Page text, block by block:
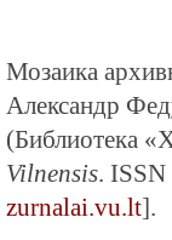
Мозаика
Александр
(Библиотека
Vilnensis.
zurnalai.vu.lt].